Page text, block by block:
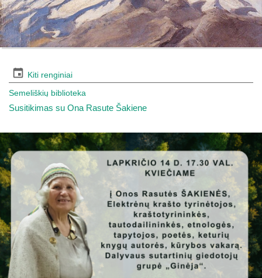
Kiti renginiai
Semeliškių biblioteka
Susitikimas su Ona Rasute Šakiene